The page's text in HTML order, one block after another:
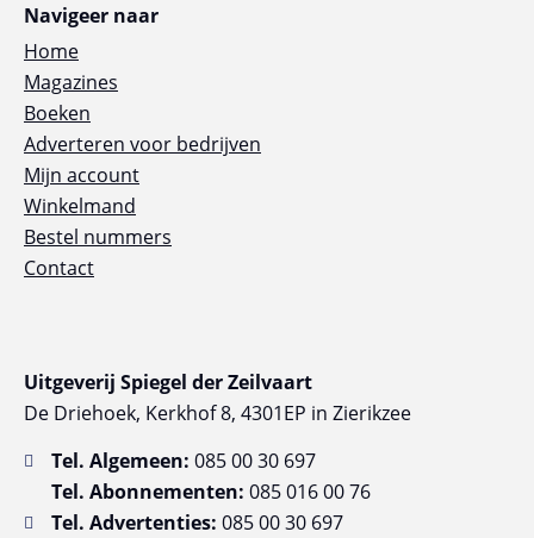
Uitgeverij Spiegel der Zeilvaart
De Driehoek, Kerkhof 8, 4301EP in Zierikzee
Tel. Algemeen: 085 00 30 697
Tel. Abonnementen: 085 016 00 76
Tel. Advertenties: 085 00 30 697
Navigeer naar
Home
Magazines
Boeken
Adverteren voor bedrijven
Mijn account
Winkelmand
Bestel nummers
Contact